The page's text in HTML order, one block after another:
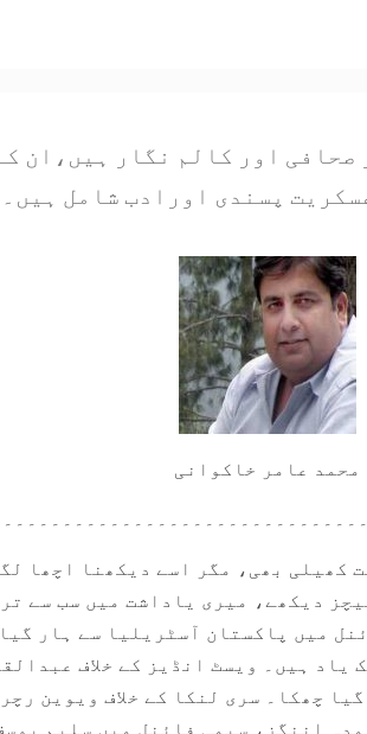
صحافی اور کالم نگار ہیں،ان
پسندی اورادب شامل ہیں۔
محمد عامر خاکوانی
کھیلی بھی، مگر اسے دیکھنا اچھا
دیکھے، میری یاداشت میں سب سے
میں پاکستان آسٹریلیا سے ہار
یاد ہیں۔ ویسٹ انڈیز کے خلاف
اننگز، سیمی فائنل میں سلیم